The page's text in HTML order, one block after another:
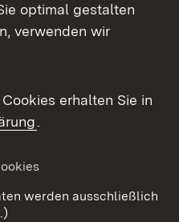
Kontakt
optimal gestalten
verwenden wir
erhalten Sie in
.
werden ausschließlich